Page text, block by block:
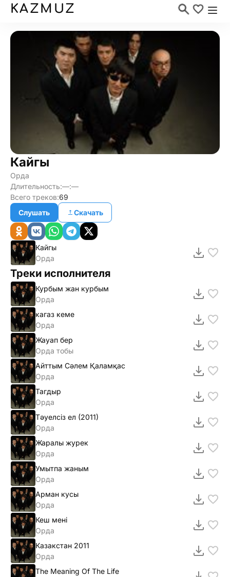
KAZMUZ
Кайгы
Орда
Длительность:—:—
Всего треков:69
Слушать
Скачать
Кайгы
Орда
Треки исполнителя
Курбым жан курбым
Орда
кагаз кеме
Орда
Жауап бер
Орда тобы
Айттым Сәлем Қаламқас
Орда
Тагдыр
Орда
Тәуелсiз ел (2011)
Орда
Жаралы журек
Орда
Умытпа жаным
Орда
Арман кусы
Орда
Кеш менi
Орда
Казакстан 2011
Орда
The Meaning Of The Life